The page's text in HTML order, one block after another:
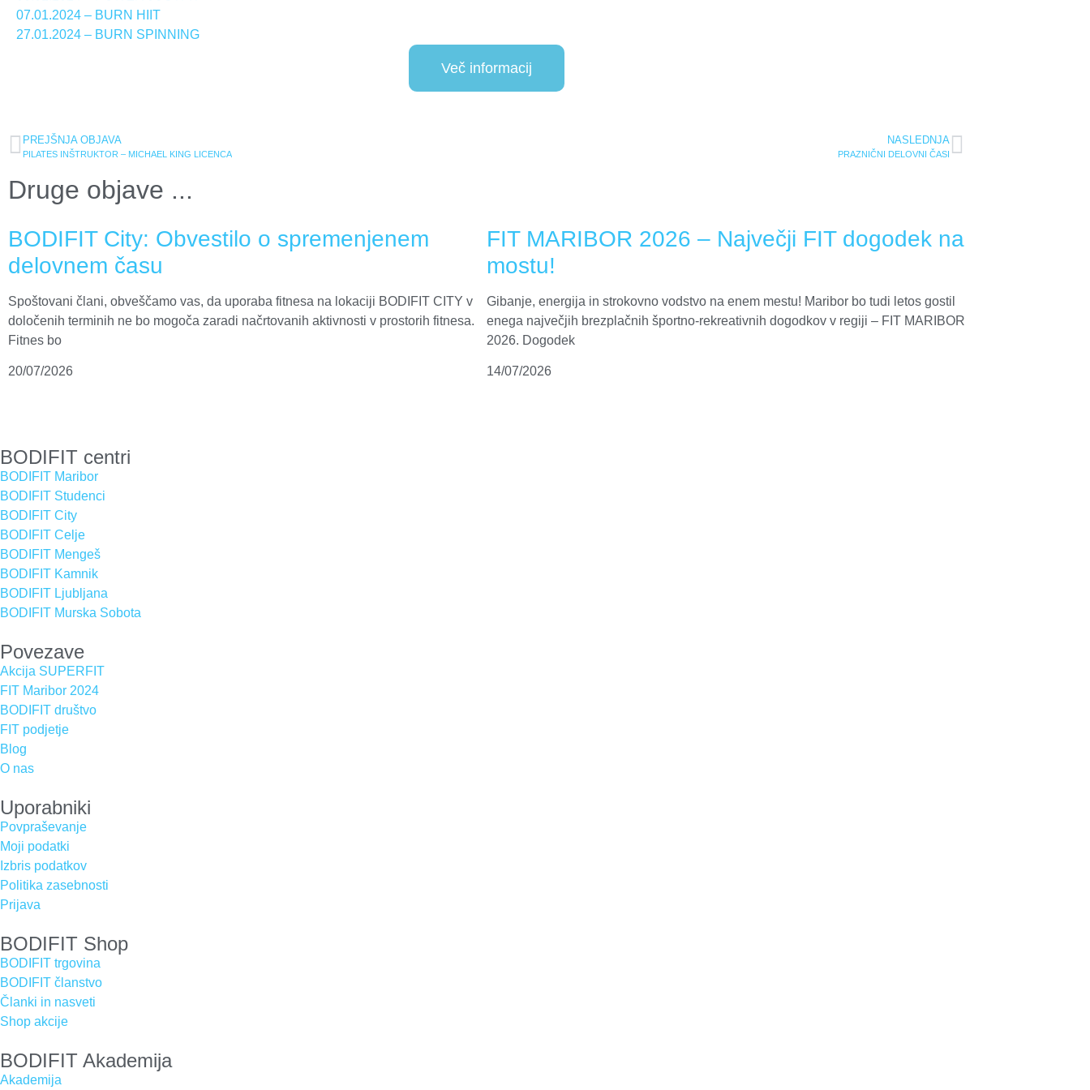
07.01.2024 – BURN HIIT
27.01.2024 – BURN SPINNING
Več informacij
PREJŠNJA OBJAVA
PILATES INŠTRUKTOR – MICHAEL KING LICENCA
NASLEDNJA
PRAZNIČNI DELOVNI ČASI
Druge objave ...
BODIFIT City: Obvestilo o spremenjenem
delovnem času
Spoštovani člani, obveščamo vas, da uporaba fitnesa na lokaciji BODIFIT CITY v
določenih terminih ne bo mogoča zaradi načrtovanih aktivnosti v prostorih fitnesa.
Fitnes bo
20/07/2026
FIT MARIBOR 2026 – Največji FIT dogodek na
mostu!
Gibanje, energija in strokovno vodstvo na enem mestu! Maribor bo tudi letos gostil
enega največjih brezplačnih športno-rekreativnih dogodkov v regiji – FIT MARIBOR
2026. Dogodek
14/07/2026
BODIFIT centri
BODIFIT Maribor
BODIFIT Studenci
BODIFIT City
BODIFIT Celje
BODIFIT Mengeš
BODIFIT Kamnik
BODIFIT Ljubljana
BODIFIT Murska Sobota
Povezave
Akcija SUPERFIT
FIT Maribor 2024
BODIFIT društvo
FIT podjetje
Blog
O nas
Uporabniki
Povpraševanje
Moji podatki
Izbris podatkov
Politika zasebnosti
Prijava
BODIFIT Shop
BODIFIT trgovina
BODIFIT članstvo
Članki in nasveti
Shop akcije
BODIFIT Akademija
Akademija